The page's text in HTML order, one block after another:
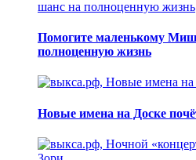
Помогите маленькому
полноценную жизнь
Новые имена на Доске